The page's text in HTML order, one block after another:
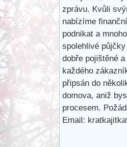
zprávu. Kvůli
nabízíme
podnikat a
spolehlivé
dobře pojištěné
každého
připsán do
domova, aniž
procesem.
Email: